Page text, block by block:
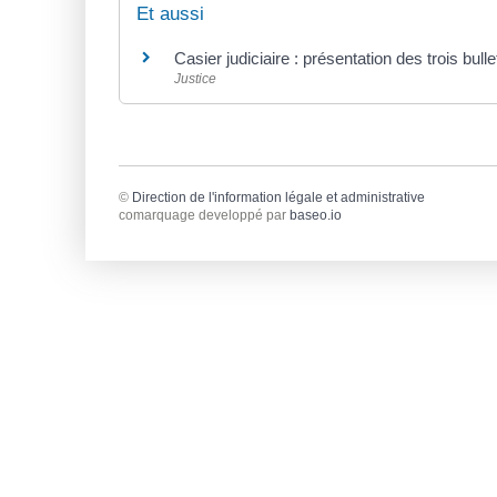
Et aussi
Casier judiciaire : présentation des trois
Justice
© Direction de l'information légale et administrative
comarquage developpé par baseo.io